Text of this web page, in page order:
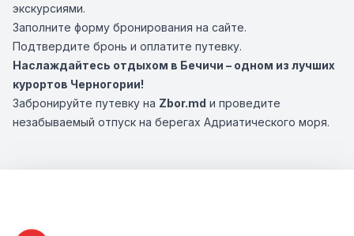
экскурсиями.
Заполните форму бронирования на сайте.
Подтвердите бронь и оплатите путевку.
Наслаждайтесь отдыхом в Бечичи – одном из лучших
курортов Черногории!
Забронируйте путевку на Zbor.md и проведите
незабываемый отпуск на берегах Адриатического моря.